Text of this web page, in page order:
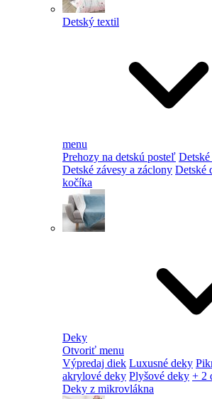
Detský textil
menu
Prehozy na detskú posteľ
Detské závesy a záclony Detské
kočíka
Deky
Otvoriť menu
Výpredaj diek Luxusné deky
akrylové deky Plyšové deky + 2
Deky z mikrovlákna